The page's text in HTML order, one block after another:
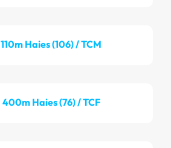
110m Haies (106) / TCM
400m Haies (76) / TCF